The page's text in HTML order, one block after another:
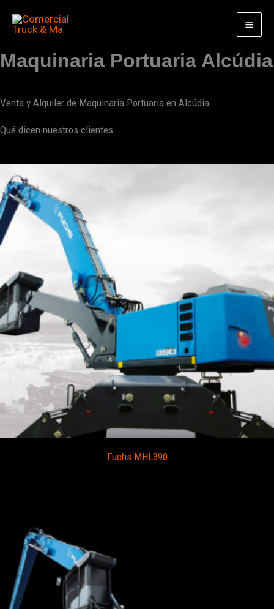
Maquinaria Portuaria Alcúdia
Venta y Alquiler de Maquinaria Portuaria en Alcúdia
Qué dicen nuestros clientes
Fuchs MHL390